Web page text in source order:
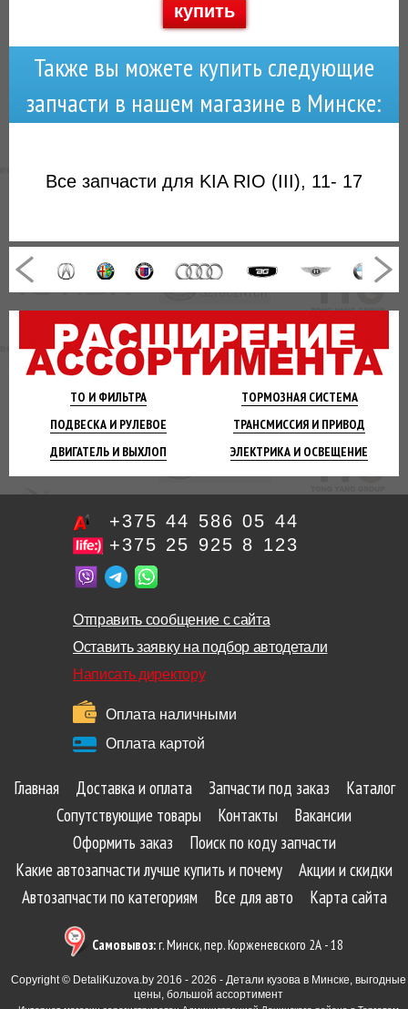
ТО И ФИЛЬТРА ТОРМОЗНАЯСИСТЕМА
ПОДВЕСКА И РУЛЕВОЕ ТРАНСМИССИЯ И ПРИВОД
ДВИГАТЕЛЬ И ВЫХЛОП ЭЛЕКТРИКА И ОСВЕЩЕНИЕ
купить
Также вы можете купить следующие
запчасти в нашем магазине в Минске:
Все запчасти для KIA RIO (III), 11- 17
+375 44 586 05 44
+375 25 925 8 123
Отправить сообщение с сайта
Оставить заявку на подбор автодетали
Написать директору
Оплата наличными
Оплата картой
Главная Доставка и оплата Запчасти под заказ
Каталог
Сопутствующие товары
Контакты
Вакансии
Оформить заказ
Поиск по коду запчасти
Какие автозапчасти лучше купить и почему
Акции и скидки
Автозапчасти по категориям
Все для авто Карта сайта
Самовывоз:г. Минск, пер. Корженевского 2А - 18
Copyright © DetaliKuzova.by 2016 - 2026 - Детали кузова в Минске, выгодные
цены, большой ассортимент